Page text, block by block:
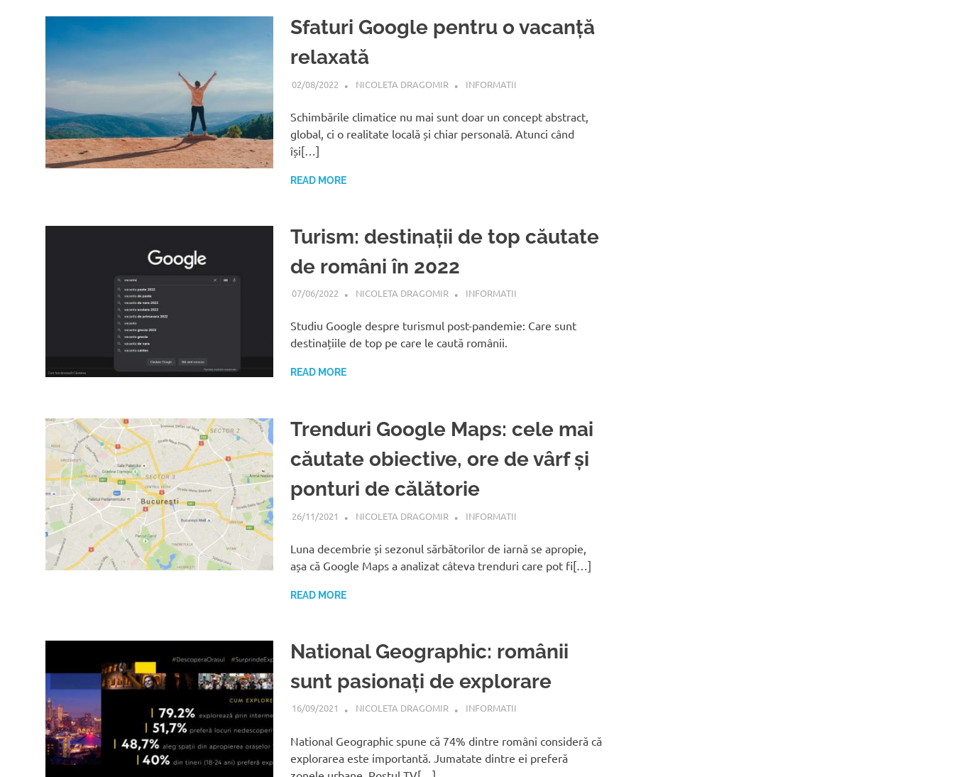
Sfaturi Google pentru o vacanță
relaxată
02/08/2022 NICOLETA DRAGOMIR INFORMATII
Schimbările climatice nu mai sunt doar un concept abstract,
global, ci o realitate locală și chiar personală. Atunci când
își[…]
READ MORE
Turism: destinații de top căutate
de români în 2022
07/06/2022 NICOLETA DRAGOMIR INFORMATII
Studiu Google despre turismul post-pandemie: Care sunt
destinațiile de top pe care le caută românii.
READ MORE
Trenduri Google Maps: cele mai
căutate obiective, ore de vârf și
ponturi de călătorie
26/11/2021 NICOLETA DRAGOMIR INFORMATII
Luna decembrie și sezonul sărbătorilor de iarnă se apropie,
așa că Google Maps a analizat câteva trenduri care pot fi[…]
READ MORE
National Geographic: românii
sunt pasionați de explorare
16/09/2021 NICOLETA DRAGOMIR INFORMATII
National Geographic spune că 74% dintre români consideră că
explorarea este importantă. Jumatate dintre ei preferă